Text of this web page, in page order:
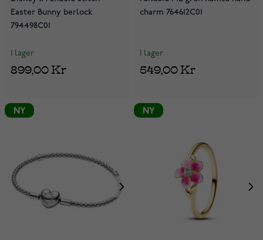
Easter Bunny berlock
794498C01
I lager
899,00 Kr
charm 764612C01
I lager
549,00 Kr
NY NY